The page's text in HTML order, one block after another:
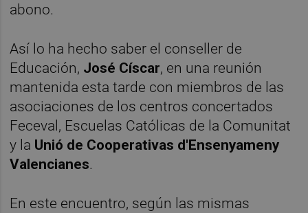
abono.
Así lo ha hecho saber el conseller de
Educación, José Císcar, en una reunión
mantenida esta tarde con miembros de las
asociaciones de los centros concertados
Feceval, Escuelas Católicas de la Comunitat
y la Unió de Cooperativas d'Ensenyameny
Valencianes.
En este encuentro, según las mismas